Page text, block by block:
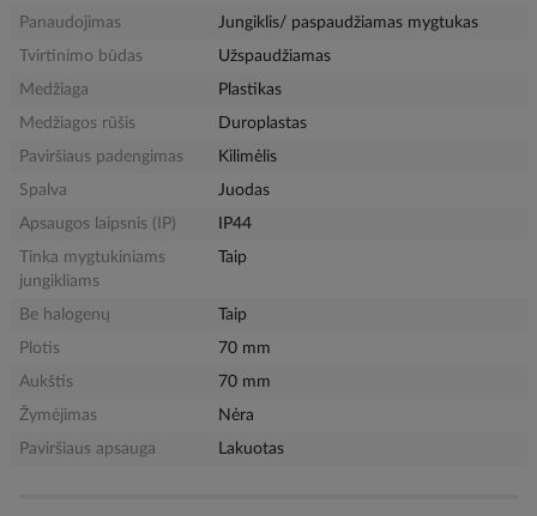
Panaudojimas
Jungiklis/ paspaudžiamas mygtukas
Tvirtinimo būdas
Užspaudžiamas
Medžiaga
Plastikas
Medžiagos rūšis
Duroplastas
Paviršiaus padengimas
Kilimėlis
Spalva
Juodas
Apsaugos laipsnis (IP)
IP44
Tinka mygtukiniams
jungikliams
Taip
Be halogenų
Taip
Plotis
70 mm
Aukštis
70 mm
Žymėjimas
Nėra
Paviršiaus apsauga
Lakuotas